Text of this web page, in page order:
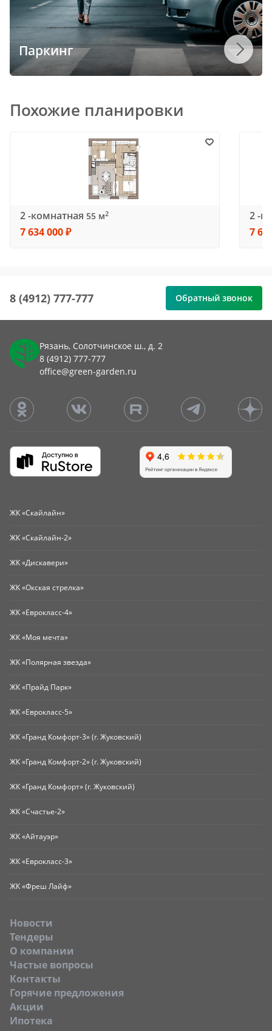
Паркинг
Похожие планировки
2 -комнатная 55 м2
7 634 000 ₽
2 -
7
8 (4912) 777-777 Обратный звонок
Рязань, Солотчинское ш., д. 2
8 (4912) 777-777
office@green-garden.ru
ЖК «Скайлайн»
ЖК «Скайлайн-2»
ЖК «Дискавери»
ЖК «Окская стрелка»
ЖК «Еврокласс-4»
ЖК «Моя мечта»
ЖК «Полярная звезда»
ЖК «Прайд Парк»
ЖК «Еврокласс-5»
ЖК «Гранд Комфорт-3» (г. Жуковский)
ЖК «Гранд Комфорт-2» (г. Жуковский)
ЖК «Гранд Комфорт» (г. Жуковский)
ЖК «Счастье-2»
ЖК «Айтауэр»
ЖК «Еврокласс-3»
ЖК «Фреш Лайф»
Новости
Тендеры
O компании
Частые вопросы
Контакты
Горячие предложения
Акции
Ипотека